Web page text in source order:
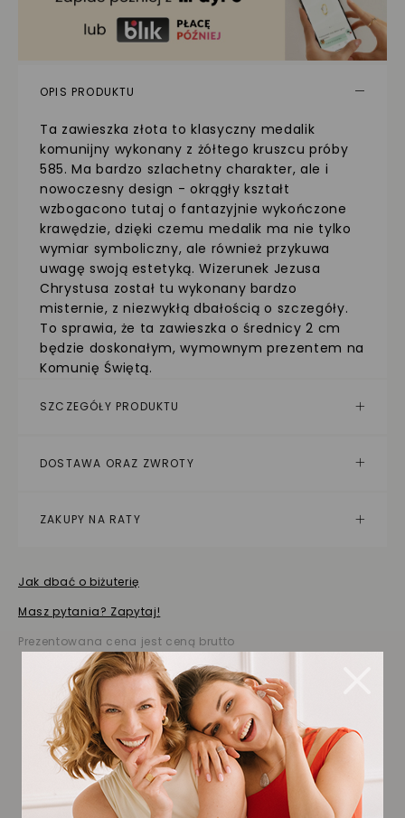
OPIS PRODUKTU
Ta zawieszka złota to klasyczny medalik
komunijny wykonany z żółtego kruszcu próby
585. Ma bardzo szlachetny charakter, ale i
nowoczesny design - okrągły kształt
wzbogacono tutaj o fantazyjnie wykończone
krawędzie, dzięki czemu medalik ma nie tylko
wymiar symboliczny, ale również przykuwa
uwagę swoją estetyką. Wizerunek Jezusa
Chrystusa został tu wykonany bardzo
misternie, z niezwykłą dbałością o szczegóły.
To sprawia, że ta zawieszka o średnicy 2 cm
będzie doskonałym, wymownym prezentem na
Komunię Świętą.
SZCZEGÓŁY PRODUKTU
DOSTAWA ORAZ ZWROTY
ZAKUPY NA RATY
Jak dbać o biżuterię
Masz pytania? Zapytaj!
Prezentowana cena jest ceną brutto
Biżuteria wybrana dla